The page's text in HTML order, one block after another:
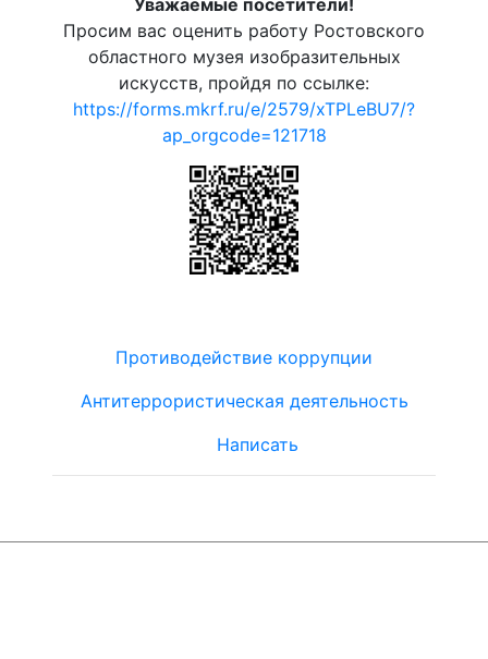
Уважаемые посетители!
Просим вас оценить работу Ростовского
областного музея изобразительных
искусств, пройдя по ссылке:
https://forms.mkrf.ru/e/2579/xTPLeBU7/?
ap_orgcode=121718
Противодействие коррупции
Антитеррористическая деятельность
Написать